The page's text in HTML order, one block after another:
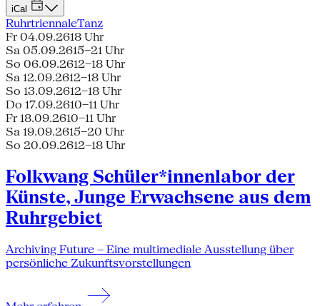
iCal
RuhrtriennaleTanz
Fr 04.09.2618 Uhr
Sa 05.09.2615–21 Uhr
So 06.09.2612–18 Uhr
Sa 12.09.2612–18 Uhr
So 13.09.2612–18 Uhr
Do 17.09.2610–11 Uhr
Fr 18.09.2610–11 Uhr
Sa 19.09.2615–20 Uhr
So 20.09.2612–18 Uhr
Folkwang Schüler*innenlabor der
Künste, Junge Erwachsene aus dem
Ruhrgebiet
Archiving Future – Eine multimediale Ausstellung über
persönliche Zukunftsvorstellungen